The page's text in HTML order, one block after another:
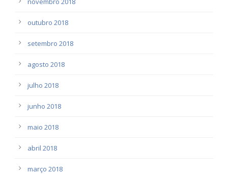
outubro 2018
setembro 2018
agosto 2018
julho 2018
junho 2018
maio 2018
abril 2018
março 2018